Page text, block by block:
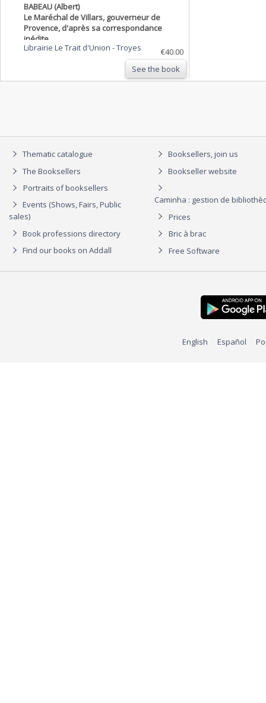
BABEAU (Albert)
Le Maréchal de Villars, gouverneur de
Provence, d'après sa correspondance
inédite.
Librairie Le Trait d'Union -Troyes
€40.00
See the book
Thematic catalogue
The Booksellers
Portraits of booksellers
Events (Shows, Fairs, Public
sales)
Book professions directory
Find our books on Addall
Booksellers, join us
Bookseller website
Caminha : gestion de
Prices
Bric à brac
Free Software
English Español